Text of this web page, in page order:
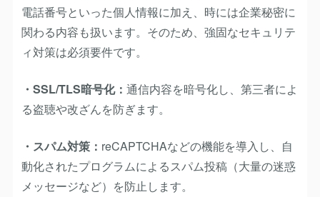
電話番号といった個人情報に加え、時には企業秘密に
関わる内容も扱います。そのため、強固なセキュリテ
ィ対策は必須要件です。
・SSL/TLS暗号化： 通信内容を暗号化し、第三者によ
る盗聴や改ざんを防ぎます。
・スパム対策： reCAPTCHAなどの機能を導入し、自
動化されたプログラムによるスパム投稿（大量の迷惑
メッセージなど）を防止します。